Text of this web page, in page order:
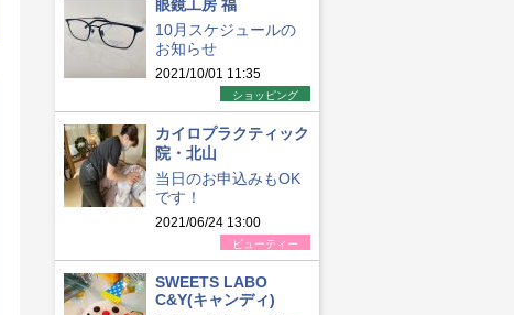
眼鏡工房 福
10月スケジュールの
お知らせ
2021/10/01 11:35
ショッピング
カイロプラクティック
院・北山
当日のお申込みもOK
です！
2021/06/24 13:00
ビューティー
SWEETS LABO
C&Y(キャンディ)